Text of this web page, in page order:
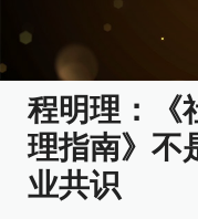
程明理：《
理指南》不
业共识